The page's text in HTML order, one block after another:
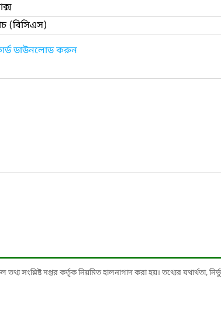
(বিসিএস)
ডাউনলোড করুন
সংশ্লিষ্ট দপ্তর কর্তৃক নিয়মিত হালনাগাদ করা হয়। তথ্যের যথার্থতা,